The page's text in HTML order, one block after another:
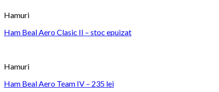
Hamuri
Ham Beal Aero Clasic II – stoc epuizat
Hamuri
Ham Beal Aero Team IV – 235 lei